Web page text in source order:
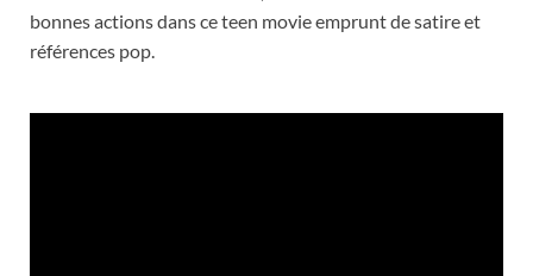
bonnes actions dans ce teen movie emprunt de satire et
références pop.